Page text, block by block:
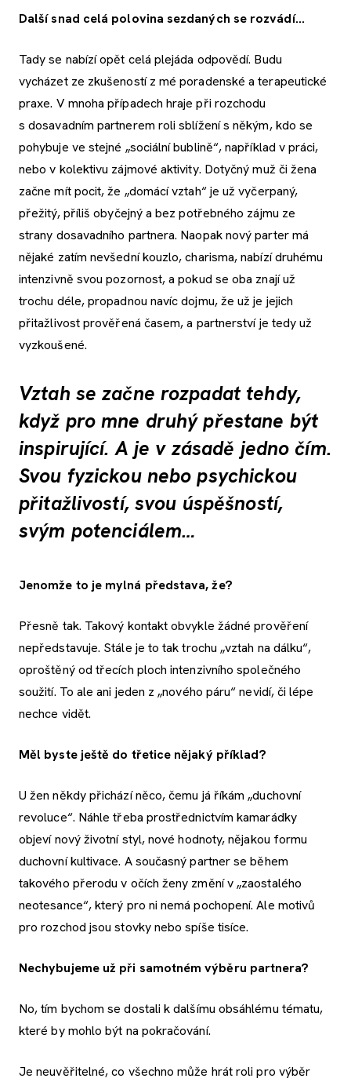
Další snad celá polovina sezdaných se rozvádí...
Tady se nabízí opět celá plejáda odpovědí. Budu
vycházet ze zkušeností z mé poradenské a terapeutické
praxe. V mnoha případech hraje při rozchodu
s dosavadním partnerem roli sblížení s někým, kdo se
pohybuje ve stejné „sociální bublině“, například v práci,
nebo v kolektivu zájmové aktivity. Dotyčný muž či žena
začne mít pocit, že „domácí vztah“ je už vyčerpaný,
přežitý, příliš obyčejný a bez potřebného zájmu ze
strany dosavadního partnera. Naopak nový parter má
nějaké zatím nevšední kouzlo, charisma, nabízí druhému
intenzivně svou pozornost, a pokud se oba znají už
trochu déle, propadnou navíc dojmu, že už je jejich
přitažlivost prověřená časem, a partnerství je tedy už
vyzkoušené.
Vztah se začne rozpadat tehdy,
když pro mne druhý přestane být
inspirující. A je v zásadě jedno čím.
Svou fyzickou nebo psychickou
přitažlivostí, svou úspěšností,
svým potenciálem…
Jenomže to je mylná představa, že?
Přesně tak. Takový kontakt obvykle žádné prověření
nepředstavuje. Stále je to tak trochu „vztah na dálku“,
oproštěný od třecích ploch intenzivního společného
soužití. To ale ani jeden z „nového páru“ nevidí, či lépe
nechce vidět.
Měl byste ještě do třetice nějaký příklad?
U žen někdy přichází něco, čemu já říkám „duchovní
revoluce“. Náhle třeba prostřednictvím kamarádky
objeví nový životní styl, nové hodnoty, nějakou formu
duchovní kultivace. A současný partner se během
takového přerodu v očích ženy změní v „zaostalého
neotesance“, který pro ni nemá pochopení. Ale motivů
pro rozchod jsou stovky nebo spíše tisíce.
Nechybujeme už při samotném výběru partnera?
No, tím bychom se dostali k dalšímu obsáhlému tématu,
které by mohlo být na pokračování.
Je neuvěřitelné, co všechno může hrát roli pro výběr